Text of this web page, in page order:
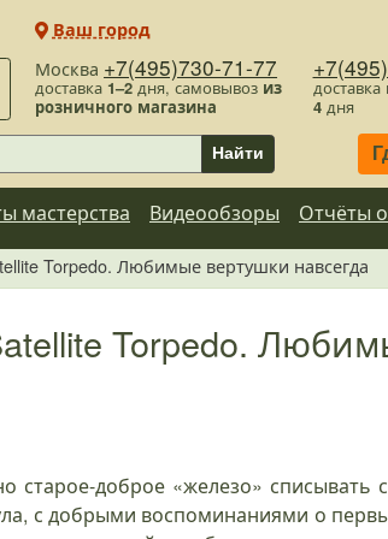
Москва +7(495)730-71-77
доставка 1–2дня, самовывоз из
розничного магазина
4дня
Ваш город
Найти
мастерства Видеообзоры Отчёты
Torpedo. Любимые вертушки навсегда
Torpedo.
старое-доброе «железо» списывать
с добрыми воспоминаниями о